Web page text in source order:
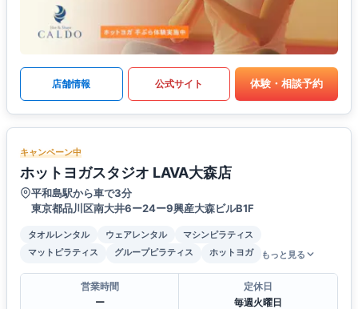
店舗情報 公式サイト 体験・相談予約
キャンペーン中
ホットヨガスタジオ LAVA大森店
平和島駅から車で3分
東京都品川区南大井6ー24ー9興産大森ビルB1F
タオルレンタル ウェアレンタル
マシンピラティス
マットピラティス
グループピラティス ホットヨガ もっと見る
営業時間
ー
定休日
毎週火曜日